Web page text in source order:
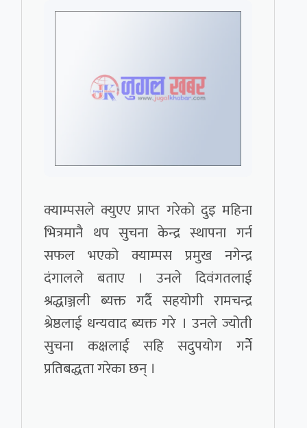
क्याम्पसले क्युएए प्राप्त गरेको दुइ महिना
भित्रमानै थप सुचना केन्द्र स्थापना गर्न
सफल भएको क्याम्पस प्रमुख नगेन्द्र
दंगालले बताए । उनले दिवंगतलाई
श्रद्धाञ्जली ब्यक्त गर्दै सहयोगी रामचन्द्र
श्रेष्ठलाई धन्यवाद ब्यक्त गरे । उनले ज्योती
सुचना कक्षलाई सहि सदुपयोग गर्नेे
प्रतिबद्धता गरेका छन् ।